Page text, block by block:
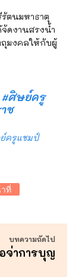
รัตนมหาธาตุ
ดงานสรงน้ำ
ถุมงคลให้กับผู้
#ศิษย์ครู
ช
ครูแชมป์
ที่
บทความถัดไป
จ่าการบุญ